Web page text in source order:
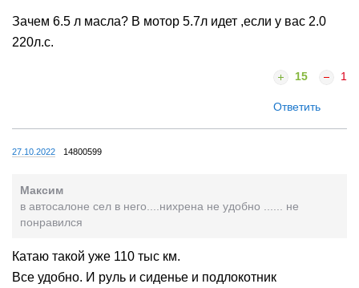
Зачем 6.5 л масла? В мотор 5.7л идет ,если у вас 2.0
220л.с.
15 1
Ответить
27.10.2022 14800599
Максим
в автосалоне сел в него....нихрена не удобно ...... не
понравился
Катаю такой уже 110 тыс км.
Все удобно. И руль и сиденье и подлокотник